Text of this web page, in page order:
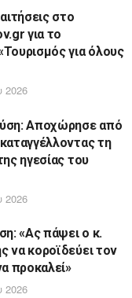
στο
για το
για όλους
2026
Αποχώρησε από
τη
ηγεσίας του
2026
«Ας πάψει ο κ.
να κοροϊδεύει τον
προκαλεί»
2026